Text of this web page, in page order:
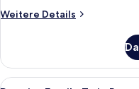
Weitere Details
Weitere
Zweibettzimmer
(Park
Alle